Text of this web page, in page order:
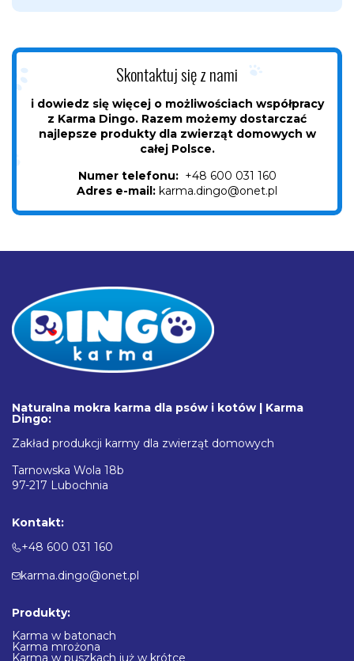
Skontaktuj się z nami
i dowiedz się więcej o możliwościach współpracy
z Karma Dingo. Razem możemy dostarczać
najlepsze produkty dla zwierząt domowych w
całej Polsce.
Numer telefonu: +48 600 031 160
Adres e-mail: karma.dingo@onet.pl
Naturalna mokra karma dla psów i kotów | Karma
Dingo:
Zakład produkcji karmy dla zwierząt domowych
Tarnowska Wola 18b
97-217 Lubochnia
Kontakt:
+48 600 031 160
karma.dingo@onet.pl
Produkty:
Karma w batonach
Karma mrożona
Karma w puszkach już w krótce